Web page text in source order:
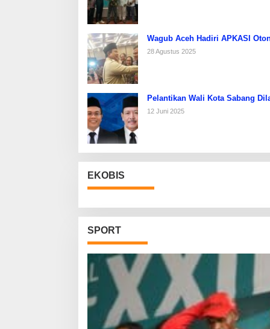
Wagub Aceh Hadiri APKASI
28 Agustus 2025
Pelantikan Wali Kota Sabang
12 Juni 2025
EKOBIS
SPORT